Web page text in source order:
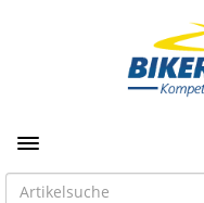
Toggle navigation